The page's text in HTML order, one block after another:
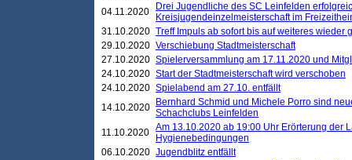
04.11.2020
Drei Jugendliche des SC Leinfelden
Kreisjugendeinzelmeisterschaft im
31.10.2020 Treff Impuls ab sofort bis auf weiteres wieder
29.10.2020 Verschiebung Stadtmeisterschaft
27.10.2020 Spielerversammlung am 17.11.2020 und
24.10.2020 Start der Stadtmeisterschaft wird verschoben
24.10.2020 Spielabend am 27.10. entfällt
14.10.2020
Bernhard Schmid und Michele Porro sind
Schachclubs Leinfelden
11.10.2020 Am 13.10.2020 ab 19:00 Uhr Erörterung der
Hygienebedingungen
06.10.2020 Jugendblitz entfällt